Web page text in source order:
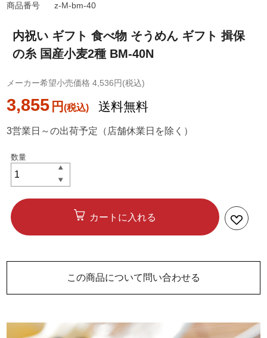
内祝い ギフト 食べ物 そうめん ギフト 揖保
の糸 国産小麦2種 BM-40N
メーカー希望小売価格 4,536円(税込)
3,855 円 送料無料
商品番号 z-M-bm-40
3営業日～の出荷予定（店舗休業日を除く）
カートに入れる
この商品について問い合わせる